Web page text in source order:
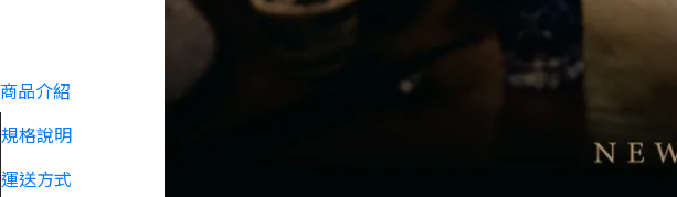
商品介紹
規格說明
運送方式